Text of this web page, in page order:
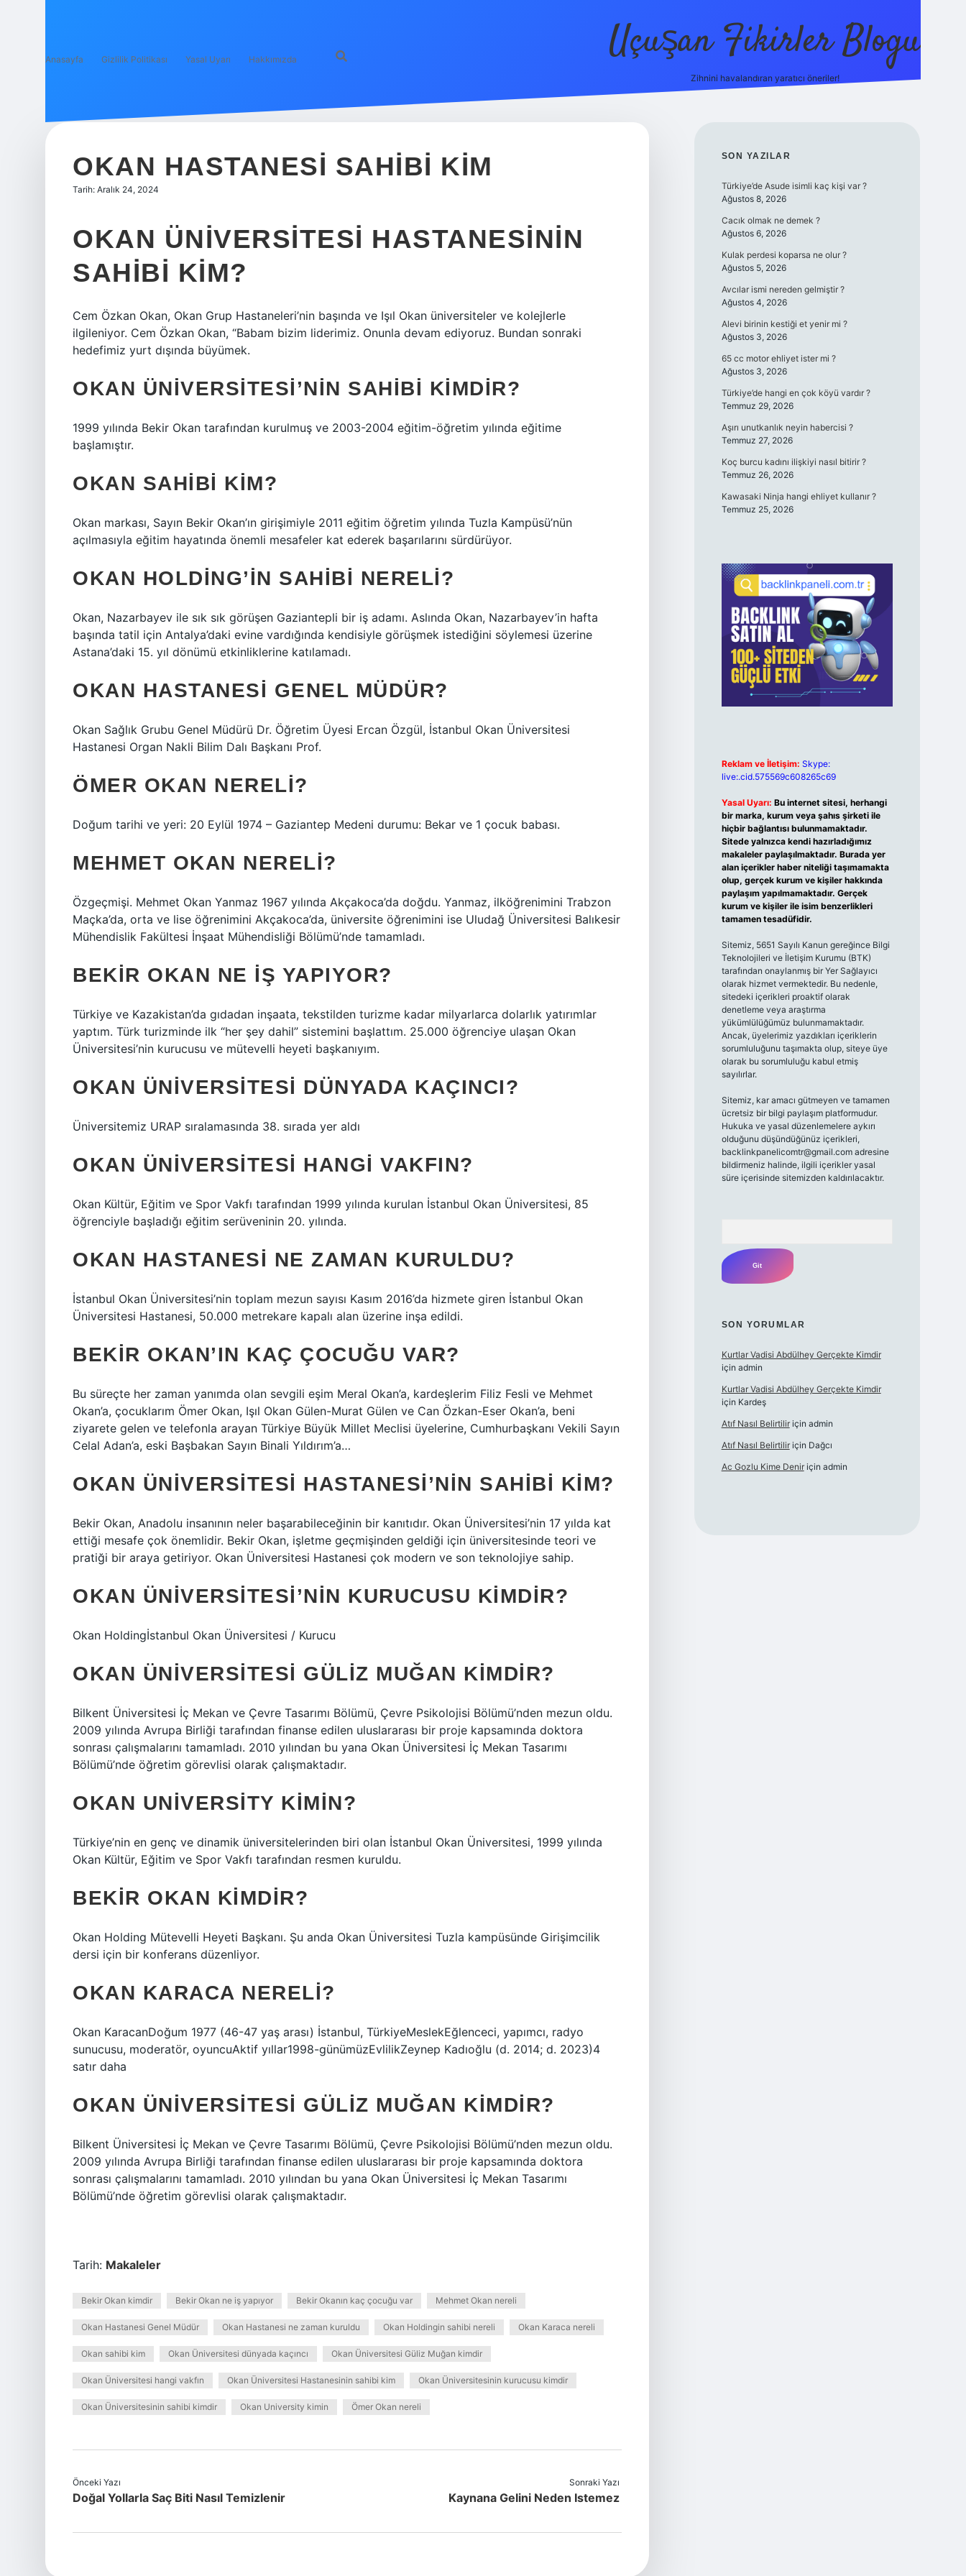
Anasayfa Gizlilik Politikası Yasal Uyarı Hakkımızda Uçuşan Fikirler Blogu
Zihnini havalandıran yaratıcı öneriler!
OKAN HASTANESI SAHIBI KIM
Tarih: Aralık 24, 2024
OKAN ÜNIVERSITESI HASTANESININ
SAHIBI KIM?
Cem Özkan Okan, Okan Grup Hastaneleri’nin başında ve Işıl Okan üniversiteler ve kolejlerle
ilgileniyor. Cem Özkan Okan, “Babam bizim liderimiz. Onunla devam ediyoruz. Bundan sonraki
hedefimiz yurt dışında büyümek.
OKAN ÜNIVERSITESI’NIN SAHIBI KIMDIR?
1999 yılında Bekir Okan tarafından kurulmuş ve 2003-2004 eğitim-öğretim yılında eğitime
başlamıştır.
OKAN SAHIBI KIM?
Okan markası, Sayın Bekir Okan’ın girişimiyle 2011 eğitim öğretim yılında Tuzla Kampüsü’nün
açılmasıyla eğitim hayatında önemli mesafeler kat ederek başarılarını sürdürüyor.
OKAN HOLDING’IN SAHIBI NERELI?
Okan, Nazarbayev ile sık sık görüşen Gaziantepli bir iş adamı. Aslında Okan, Nazarbayev’in hafta
başında tatil için Antalya’daki evine vardığında kendisiyle görüşmek istediğini söylemesi üzerine
Astana’daki 15. yıl dönümü etkinliklerine katılamadı.
OKAN HASTANESI GENEL MÜDÜR?
Okan Sağlık Grubu Genel Müdürü Dr. Öğretim Üyesi Ercan Özgül, İstanbul Okan Üniversitesi
Hastanesi Organ Nakli Bilim Dalı Başkanı Prof.
ÖMER OKAN NERELI?
Doğum tarihi ve yeri: 20 Eylül 1974 – Gaziantep Medeni durumu: Bekar ve 1 çocuk babası.
MEHMET OKAN NERELI?
Özgeçmişi. Mehmet Okan Yanmaz 1967 yılında Akçakoca’da doğdu. Yanmaz, ilköğrenimini Trabzon
Maçka’da, orta ve lise öğrenimini Akçakoca’da, üniversite öğrenimini ise Uludağ Üniversitesi Balıkesir
Mühendislik Fakültesi İnşaat Mühendisliği Bölümü’nde tamamladı.
BEKIR OKAN NE IŞ YAPIYOR?
Türkiye ve Kazakistan’da gıdadan inşaata, tekstilden turizme kadar milyarlarca dolarlık yatırımlar
yaptım. Türk turizminde ilk “her şey dahil” sistemini başlattım. 25.000 öğrenciye ulaşan Okan
Üniversitesi’nin kurucusu ve mütevelli heyeti başkanıyım.
OKAN ÜNIVERSITESI DÜNYADA KAÇINCI?
Üniversitemiz URAP sıralamasında 38. sırada yer aldı
OKAN ÜNIVERSITESI HANGI VAKFIN?
Okan Kültür, Eğitim ve Spor Vakfı tarafından 1999 yılında kurulan İstanbul Okan Üniversitesi, 85
öğrenciyle başladığı eğitim serüveninin 20. yılında.
OKAN HASTANESI NE ZAMAN KURULDU?
İstanbul Okan Üniversitesi’nin toplam mezun sayısı Kasım 2016’da hizmete giren İstanbul Okan
Üniversitesi Hastanesi, 50.000 metrekare kapalı alan üzerine inşa edildi.
BEKIR OKAN’IN KAÇ ÇOCUĞU VAR?
Bu süreçte her zaman yanımda olan sevgili eşim Meral Okan’a, kardeşlerim Filiz Fesli ve Mehmet
Okan’a, çocuklarım Ömer Okan, Işıl Okan Gülen-Murat Gülen ve Can Özkan-Eser Okan’a, beni
ziyarete gelen ve telefonla arayan Türkiye Büyük Millet Meclisi üyelerine, Cumhurbaşkanı Vekili Sayın
Celal Adan’a, eski Başbakan Sayın Binali Yıldırım’a…
OKAN ÜNIVERSITESI HASTANESI’NIN SAHIBI KIM?
Bekir Okan, Anadolu insanının neler başarabileceğinin bir kanıtıdır. Okan Üniversitesi’nin 17 yılda kat
ettiği mesafe çok önemlidir. Bekir Okan, işletme geçmişinden geldiği için üniversitesinde teori ve
pratiği bir araya getiriyor. Okan Üniversitesi Hastanesi çok modern ve son teknolojiye sahip.
OKAN ÜNIVERSITESI’NIN KURUCUSU KIMDIR?
Okan Holdingİstanbul Okan Üniversitesi / Kurucu
OKAN ÜNIVERSITESI GÜLIZ MUĞAN KIMDIR?
Bilkent Üniversitesi İç Mekan ve Çevre Tasarımı Bölümü, Çevre Psikolojisi Bölümü’nden mezun oldu.
2009 yılında Avrupa Birliği tarafından finanse edilen uluslararası bir proje kapsamında doktora
sonrası çalışmalarını tamamladı. 2010 yılından bu yana Okan Üniversitesi İç Mekan Tasarımı
Bölümü’nde öğretim görevlisi olarak çalışmaktadır.
OKAN UNIVERSITY KIMIN?
Türkiye’nin en genç ve dinamik üniversitelerinden biri olan İstanbul Okan Üniversitesi, 1999 yılında
Okan Kültür, Eğitim ve Spor Vakfı tarafından resmen kuruldu.
BEKIR OKAN KIMDIR?
Okan Holding Mütevelli Heyeti Başkanı. Şu anda Okan Üniversitesi Tuzla kampüsünde Girişimcilik
dersi için bir konferans düzenliyor.
OKAN KARACA NERELI?
Okan KaracanDoğum 1977 (46-47 yaş arası) İstanbul, TürkiyeMeslekEğlenceci, yapımcı, radyo
sunucusu, moderatör, oyuncuAktif yıllar1998-günümüzEvlilikZeynep Kadıoğlu (d. 2014; d. 2023)4
satır daha
OKAN ÜNIVERSITESI GÜLIZ MUĞAN KIMDIR?
Bilkent Üniversitesi İç Mekan ve Çevre Tasarımı Bölümü, Çevre Psikolojisi Bölümü’nden mezun oldu.
2009 yılında Avrupa Birliği tarafından finanse edilen uluslararası bir proje kapsamında doktora
sonrası çalışmalarını tamamladı. 2010 yılından bu yana Okan Üniversitesi İç Mekan Tasarımı
Bölümü’nde öğretim görevlisi olarak çalışmaktadır.
Tarih: Makaleler
Bekir Okan kimdir Bekir Okan ne iş yapıyor Bekir Okanın kaç çocuğu var Mehmet Okan nereli
Okan Hastanesi Genel Müdür Okan Hastanesi ne zaman kuruldu Okan Holdingin sahibi nereli Okan Karaca nereli
Okan sahibi kim Okan Üniversitesi dünyada kaçıncı Okan Üniversitesi Güliz Muğan kimdir
Okan Üniversitesi hangi vakfın Okan Üniversitesi Hastanesinin sahibi kim Okan Üniversitesinin kurucusu kimdir
Okan Üniversitesinin sahibi kimdir Okan University kimin Ömer Okan nereli
Önceki Yazı
Doğal Yollarla Saç Biti Nasıl Temizlenir
Sonraki Yazı
Kaynana Gelini Neden Istemez
SIDEBAR
SON YAZILAR
Türkiye’de Asude isimli kaç kişi var ?
Ağustos 8, 2026
Cacık olmak ne demek ?
Ağustos 6, 2026
Kulak perdesi koparsa ne olur ?
Ağustos 5, 2026
Avcılar ismi nereden gelmiştir ?
Ağustos 4, 2026
Alevi birinin kestiği et yenir mi ?
Ağustos 3, 2026
65 cc motor ehliyet ister mi ?
Ağustos 3, 2026
Türkiye’de hangi en çok köyü vardır ?
Temmuz 29, 2026
Aşırı unutkanlık neyin habercisi ?
Temmuz 27, 2026
Koç burcu kadını ilişkiyi nasıl bitirir ?
Temmuz 26, 2026
Kawasaki Ninja hangi ehliyet kullanır ?
Temmuz 25, 2026
Reklam ve İletişim: Skype:
live:.cid.575569c608265c69
Yasal Uyarı: Bu internet sitesi, herhangi
bir marka, kurum veya şahıs şirketi ile
hiçbir bağlantısı bulunmamaktadır.
Sitede yalnızca kendi hazırladığımız
makaleler paylaşılmaktadır. Burada yer
alan içerikler haber niteliği taşımamakta
olup, gerçek kurum ve kişiler hakkında
paylaşım yapılmamaktadır. Gerçek
kurum ve kişiler ile isim benzerlikleri
tamamen tesadüfidir.
Sitemiz, 5651 Sayılı Kanun gereğince Bilgi
Teknolojileri ve İletişim Kurumu (BTK)
tarafından onaylanmış bir Yer Sağlayıcı
olarak hizmet vermektedir. Bu nedenle,
sitedeki içerikleri proaktif olarak
denetleme veya araştırma
yükümlülüğümüz bulunmamaktadır.
Ancak, üyelerimiz yazdıkları içeriklerin
sorumluluğunu taşımakta olup, siteye üye
olarak bu sorumluluğu kabul etmiş
sayılırlar.
Sitemiz, kar amacı gütmeyen ve tamamen
ücretsiz bir bilgi paylaşım platformudur.
Hukuka ve yasal düzenlemelere aykırı
olduğunu düşündüğünüz içerikleri,
backlinkpanelicomtr@gmail.comadresine
bildirmeniz halinde, ilgili içerikler yasal
süre içerisinde sitemizden kaldırılacaktır.
SON YORUMLAR
Kurtlar Vadisi Abdülhey Gerçekte Kimdir
için admin
Kurtlar Vadisi Abdülhey Gerçekte Kimdir
için Kardeş
Atıf Nasıl Belirtiliriçin admin
Atıf Nasıl Belirtiliriçin Dağcı
Ac Gozlu Kime Deniriçin admin